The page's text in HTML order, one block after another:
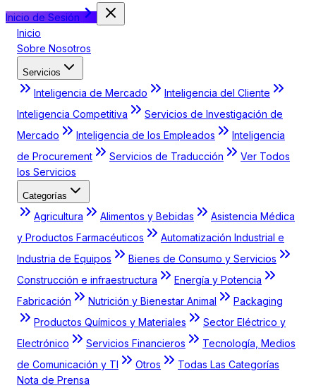
Inicio de Sesión
Inicio
Sobre Nosotros
Servicios
Inteligencia de Mercado
Inteligencia del Cliente
Inteligencia Competitiva
Servicios de Investigación de
Mercado
Inteligencia de los Empleados
Inteligencia
de Procurement
Servicios de Traducción
Ver Todos
los Servicios
Categorías
Agricultura Alimentos y Bebidas
Asistencia Médica
y Productos Farmacéuticos
Automatización Industrial e
Industria de Equipos
Bienes de Consumo y Servicios
Construcción e infraestructura
Energía y Potencia
Fabricación
Nutrición y Bienestar Animal
Packaging
Productos Químicos y Materiales
Sector Eléctrico y
Electrónico
Servicios Financieros
Tecnología, Medios
de Comunicación y TI
Otros
Todas Las Categorías
Nota de Prensa